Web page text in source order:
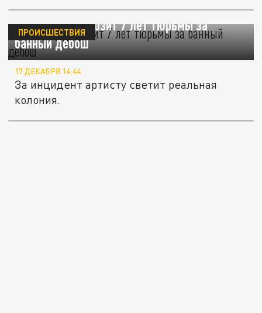
Реперу Гуфу грозит 7 лет тюрьмы за
банный дебош
ПРОИСШЕСТВИЯ
17 ДЕКАБРЯ 14:44
За инцидент артисту светит реальная
колония.